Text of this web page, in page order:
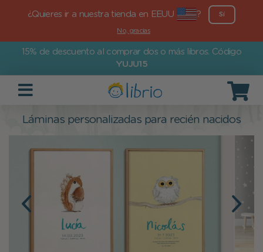
¿Quieres ir a nuestra tienda en EEUU ? Sí
No, gracias
15% de descuento al comprar dos o más libros. Código
YUJU15
Láminas personalizadas para recién nacidos